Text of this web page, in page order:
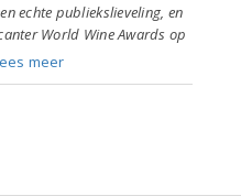
echte publiekslieveling, en
World Wine Awards op
meer